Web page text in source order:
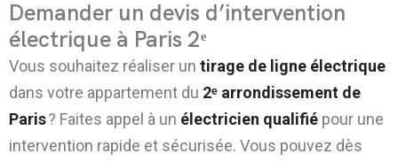
Demander un devis d’intervention
électrique à Paris 2ᵉ
Vous souhaitez réaliser un tirage de ligne électrique
dans votre appartement du 2ᵉ arrondissement de
Paris? Faites appel à un électricien qualifié pour une
intervention rapide et sécurisée. Vous pouvez dès